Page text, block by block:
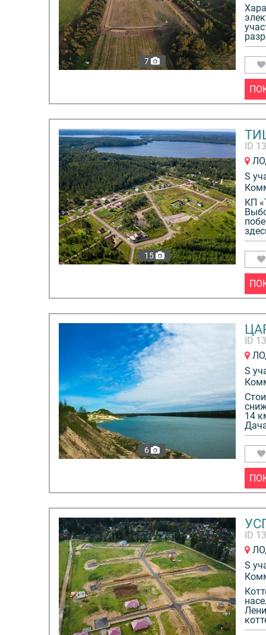
озерного и речного рыбохозяйства, где
другие редкие и ценные породы рыб.
7
15
ID
ЛО,
S
КП
6
ID
ЛО,
S
14
ID
ЛО,
S